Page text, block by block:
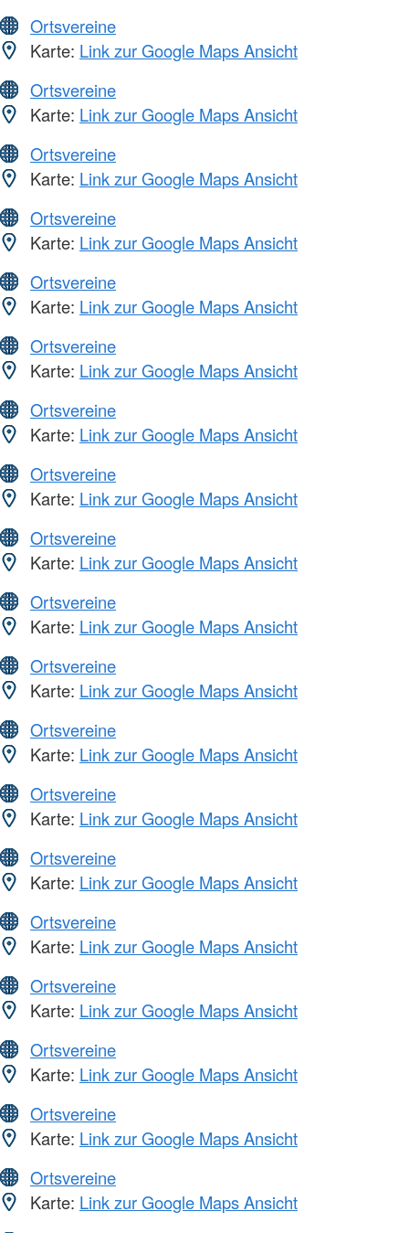
Ortsvereine
Karte: Link zur Google Maps Ansicht
Ortsvereine
Karte: Link zur Google Maps Ansicht
Ortsvereine
Karte: Link zur Google Maps Ansicht
Ortsvereine
Karte: Link zur Google Maps Ansicht
Ortsvereine
Karte: Link zur Google Maps Ansicht
Ortsvereine
Karte: Link zur Google Maps Ansicht
Ortsvereine
Karte: Link zur Google Maps Ansicht
Ortsvereine
Karte: Link zur Google Maps Ansicht
Ortsvereine
Karte: Link zur Google Maps Ansicht
Ortsvereine
Karte: Link zur Google Maps Ansicht
Ortsvereine
Karte: Link zur Google Maps Ansicht
Ortsvereine
Karte: Link zur Google Maps Ansicht
Ortsvereine
Karte: Link zur Google Maps Ansicht
Ortsvereine
Karte: Link zur Google Maps Ansicht
Ortsvereine
Karte: Link zur Google Maps Ansicht
Ortsvereine
Karte: Link zur Google Maps Ansicht
Ortsvereine
Karte: Link zur Google Maps Ansicht
Ortsvereine
Karte: Link zur Google Maps Ansicht
Ortsvereine
Karte: Link zur Google Maps Ansicht